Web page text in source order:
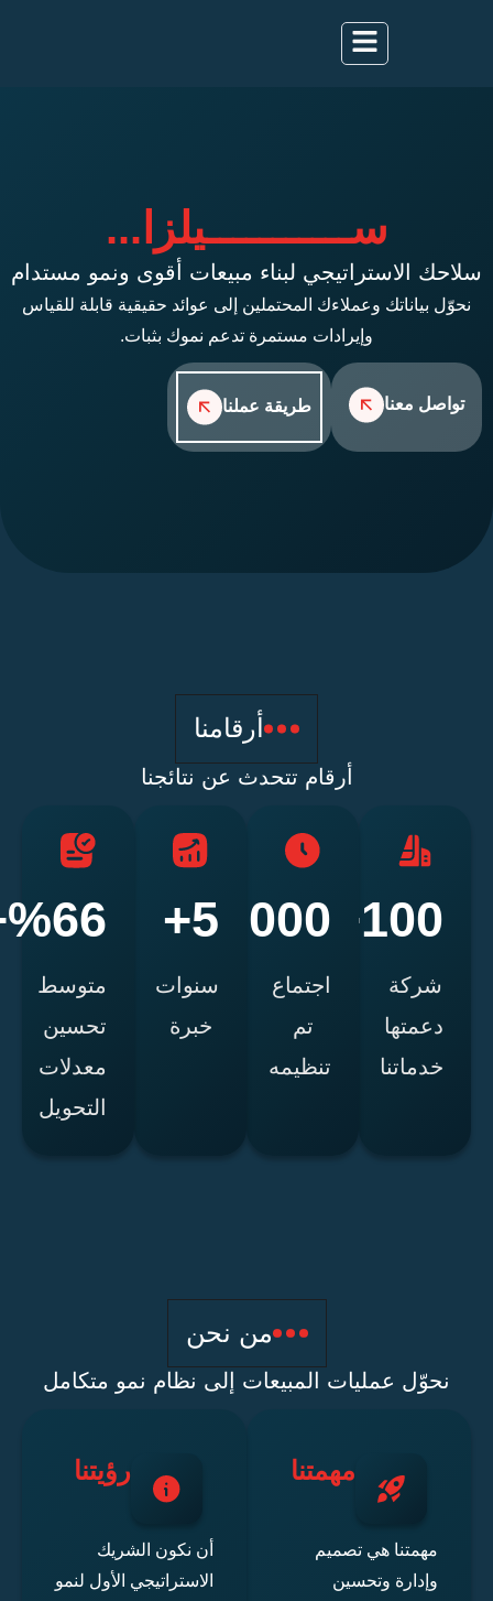
ســـــــــــيلزا...
الاستراتيجي لبناء مبيعات أقوى ونمو مستدام
وعملاءك المحتملين إلى عوائد حقيقية قابلة للقياس
وإيرادات مستمرة تدعم نموك بثبات.
معنا طريقة عملنا
أرقامنا
أرقام تتحدث عن نتائجنا
11,000+
تنظيمه
5+
سنوات
%66+
متوسط
تحسين
معدلات
التحويل
من نحن
عمليات المبيعات إلى نظام نمو متكامل
مهمتنا
هي تصميم
وتحسين
رؤيتنا
أن نكون الشريك
الاستراتيجي الأول لنمو